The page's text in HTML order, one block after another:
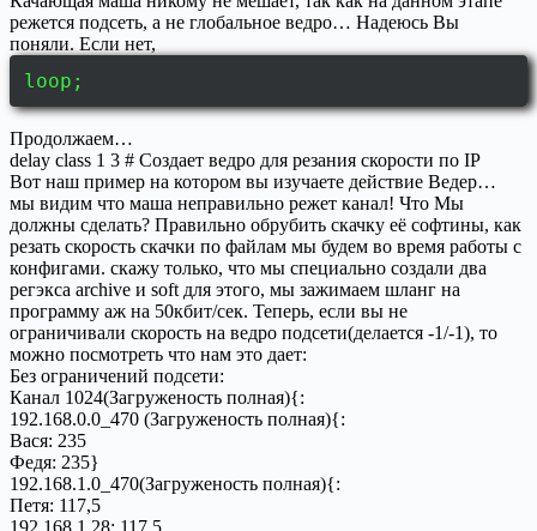
режется подсеть, а не глобальное ведро… Надеюсь Вы
поняли. Если нет,
loop;
Продолжаем…
delay class 1 3 # Создает ведро для резания скорости по IP
Вот наш пример на котором вы изучаете действие Ведер…
мы видим что маша неправильно режет канал! Что Мы
должны сделать? Правильно обрубить скачку её софтины, как
резать скорость скачки по файлам мы будем во время работы с
конфигами. скажу только, что мы специально создали два
регэкса archive и soft для этого, мы зажимаем шланг на
программу аж на 50кбит/сек. Теперь, если вы не
ограничивали скорость на ведро подсети(делается -1/-1), то
можно посмотреть что нам это дает:
Без ограничений подсети:
Канал 1024(Загруженость полная){:
192.168.0.0_470 (Загруженость полная){:
Вася: 235
Федя: 235}
192.168.1.0_470(Загруженость полная){:
Петя: 117,5